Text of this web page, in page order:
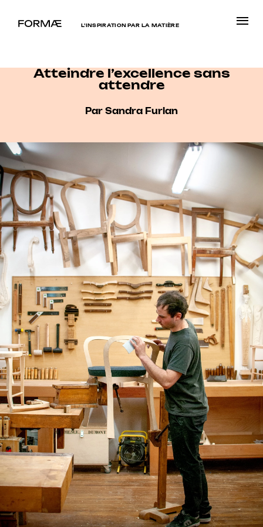
L’INSPIRATION PAR LA MATIÈRE
Atteindre l’excellence sans
attendre
Par Sandra Furlan